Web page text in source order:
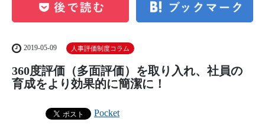
2019-05-09 人事評価制度コラム
360度評価（多面評価）を取り入れ、社員の
育成をより効果的に簡潔に！
Pocket